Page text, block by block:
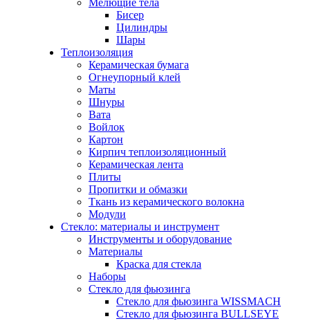
Мелющие тела
Бисер
Цилиндры
Шары
Теплоизоляция
Керамическая бумага
Огнеупорный клей
Маты
Шнуры
Вата
Войлок
Картон
Кирпич теплоизоляционный
Керамическая лента
Плиты
Пропитки и обмазки
Ткань из керамического волокна
Модули
Стекло: материалы и инструмент
Инструменты и оборудование
Материалы
Краска для стекла
Наборы
Стекло для фьюзинга
Стекло для фьюзинга WISSMACH
Стекло для фьюзинга BULLSEYE